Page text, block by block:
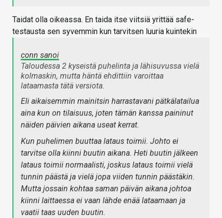
Taidat olla oikeassa. En taida itse viitsiä yrittää safe-
testausta sen syvemmin kun tarvitsen luuria kuintekin
conn sanoi
Taloudessa 2 kyseistä puhelinta ja lähisuvussa vielä
kolmaskin, mutta häntä ehdittiin varoittaa
lataamasta tätä versiota.
Eli aikaisemmin mainitsin harrastavani pätkälatailua
aina kun on tilaisuus, joten tämän kanssa paininut
näiden päivien aikana useat kerrat.
Kun puhelimen buuttaa lataus toimii. Johto ei
tarvitse olla kiinni buutin aikana. Heti buutin jälkeen
lataus toimii normaalisti, joskus lataus toimii vielä
tunnin päästä ja vielä jopa viiden tunnin päästäkin.
Mutta jossain kohtaa saman päivän aikana johtoa
kiinni laittaessa ei vaan lähde enää lataamaan ja
vaatii taas uuden buutin.